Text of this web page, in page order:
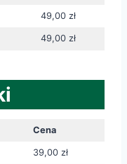
49,00 zł
49,00 zł
Cena
39,00 zł